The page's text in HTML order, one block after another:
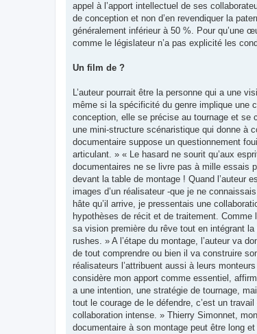
appel à l’apport intellectuel de ses
de conception et non d’en revendiquer la
généralement inférieur à 50 %. Pour qu’une
comme le législateur n’a pas explicité les
Un film de ?
L’auteur pourrait être la personne qui a une
même si la spécificité du genre implique une
conception, elle se précise au tournage et se
une mini-structure scénaristique qui donne à
documentaire suppose un questionnement
articulant. » « Le hasard ne sourit qu’aux
documentaires ne se livre pas à mille essais
devant la table de montage ! Quand l’auteur
images d’un réalisateur -que je ne
hâte qu’il arrive, je pressentais une
hypothèses de récit et de traitement. Comme
sa vision première du rêve tout en intégrant
rushes. » A l’étape du montage, l’auteur va
de tout comprendre ou bien il va construire
réalisateurs l’attribuent aussi à leurs
considère mon apport comme essentiel,
a une intention, une stratégie de tournage,
tout le courage de le défendre, c’est un
collaboration intense. » Thierry Simonnet,
documentaire à son montage peut être long